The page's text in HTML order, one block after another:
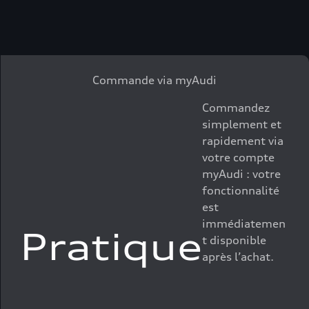
Commande via myAudi
Pratique
Commandez
simplement et
rapidement via
votre compte
myAudi : votre
fonctionnalité
est
immédiatemen
t disponible
après l’achat.